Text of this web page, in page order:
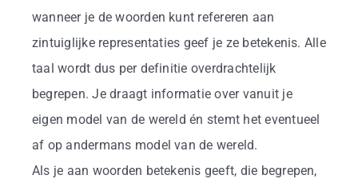
wanneer je de woorden kunt refereren aan
zintuiglijke representaties geef je ze betekenis. Alle
taal wordt dus per definitie overdrachtelijk
begrepen. Je draagt informatie over vanuit je
eigen model van de wereld én stemt het eventueel
af op andermans model van de wereld.
Als je aan woorden betekenis geeft, die begrepen,